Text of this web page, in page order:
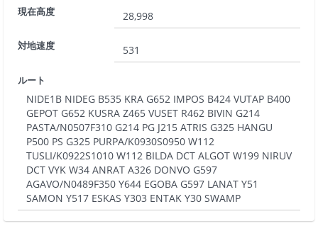
現在高度 28,998
対地速度 531
ルート
NIDE1B NIDEG B535 KRA G652 IMPOS B424 VUTAP B400
GEPOT G652 KUSRA Z465 VUSET R462 BIVIN G214
PASTA/N0507F310 G214 PG J215 ATRIS G325 HANGU
P500 PS G325 PURPA/K0930S0950 W112
TUSLI/K0922S1010 W112 BILDA DCT ALGOT W199 NIRUV
DCT VYK W34 ANRAT A326 DONVO G597
AGAVO/N0489F350 Y644 EGOBA G597 LANAT Y51
SAMON Y517 ESKAS Y303 ENTAK Y30 SWAMP